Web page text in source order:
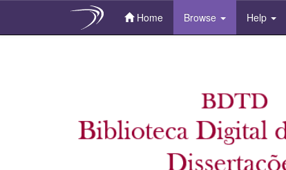
Home Browse Help